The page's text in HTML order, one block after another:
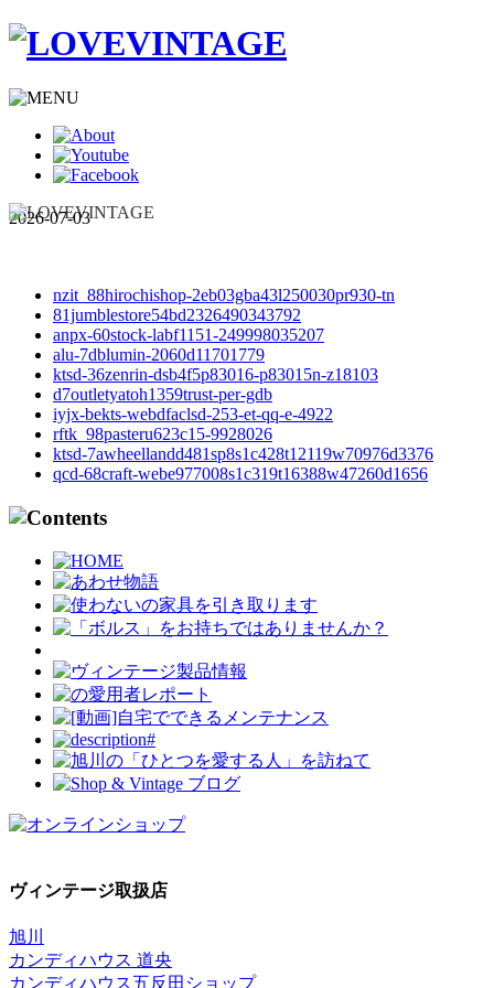
2026-07-03
nzit_88hirochishop-2eb03gba43l250030pr930-tn
81jumblestore54bd2326490343792
anpx-60stock-labf1151-249998035207
alu-7dblumin-2060d11701779
ktsd-36zenrin-dsb4f5p83016-p83015n-z18103
d7outletyatoh1359trust-per-gdb
iyjx-bekts-webdfaclsd-253-et-qq-e-4922
rftk_98pasteru623c15-9928026
ktsd-7awheellandd481sp8s1c428t12119w70976d3376
qcd-68craft-webe977008s1c319t16388w47260d1656
ヴィンテージ取扱店
旭川
カンディハウス 道央
カンディハウス五反田ショップ